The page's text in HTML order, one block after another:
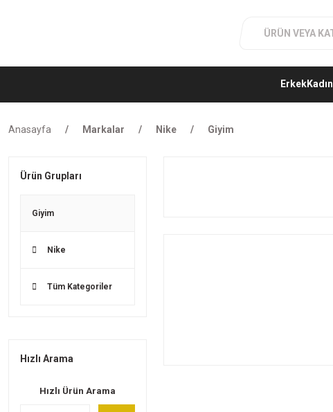
ErkekKadın
Anasayfa Markalar Nike Giyim
Ürün Grupları
Giyim
Nike
Tüm Kategoriler
Hızlı Arama
Hızlı Ürün Arama